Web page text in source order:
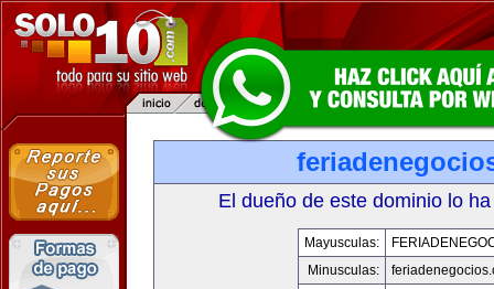
El dueño de este dominio lo
Mayusculas:
Minusculas: